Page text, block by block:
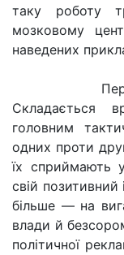
таку роботу
мозковому
наведених
Складається
головним
одних проти
їх сприймають
свій
більше — на
влади й
політичної